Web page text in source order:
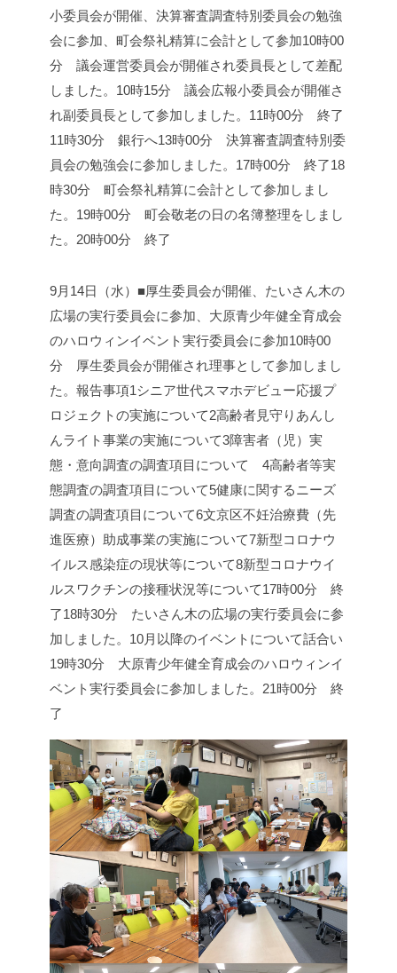
小委員会が開催、決算審査調査特別委員会の勉強
会に参加、町会祭礼精算に会計として参加10時00
分 議会運営委員会が開催され委員長として差配
しました。 10時15分 議会広報小委員会が開催さ
れ副委員長として参加しました。 11時00分 終了
11時30分 銀行へ13時00分 決算審査調査特別委
員会の勉強会に参加しました。 17時00分 終了18
時30分 町会祭礼精算に会計として参加しまし
た。 19時00分 町会敬老の日の名簿整理をしまし
た。 20時00分 終了
9月14日（水）■厚生委員会が開催、たいさん木の
広場の実行委員会に参加、大原青少年健全育成会
のハロウィンイベント実行委員会に参加10時00
分 厚生委員会が開催され理事として参加しまし
た。 報告事項1シニア世代スマホデビュー応援プ
ロジェクトの実施について2高齢者見守りあんし
んライト事業の実施について3障害者（児）実
態・意向調査の調査項目について 4高齢者等実
態調査の調査項目について5健康に関するニーズ
調査の調査項目について6文京区不妊治療費（先
進医療）助成事業の実施について7新型コロナウ
イルス感染症の現状等について8新型コロナウイ
ルスワクチンの接種状況等について17時00分 終
了18時30分 たいさん木の広場の実行委員会に参
加しました。 10月以降のイベントについて話合い
19時30分 大原青少年健全育成会のハロウィンイ
ベント実行委員会に参加しました。 21時00分 終
了